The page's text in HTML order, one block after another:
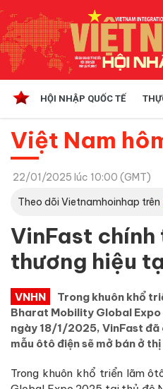
HỘI NHẬP QUỐC TẾ
Việt Nam
22/01/2025 lúc 10:00 (GMT)
Theo dõi Vietnamhoinhap trên
VinFast
thương hiệu
VNHN
Trong khuôn khổ
Bharat Mobility Global
ngày 18/1/2025, VinFast
mẫu ôtô điện sẽ mở bán ở
Trong khuôn khổ triển lãm